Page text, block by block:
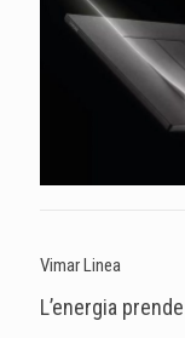
Vimar Linea
L’energia